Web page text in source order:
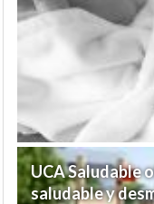
UCA Saludable
saludable y